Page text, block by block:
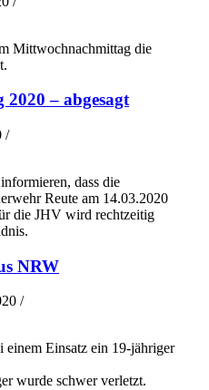
Mittwochnachmittag die
– abgesagt
/
dass die
Reute am 14.03.2020
die JHV wird rechtzeitig
NRW
/
Einsatz ein 19-jähriger
wurde schwer verletzt.